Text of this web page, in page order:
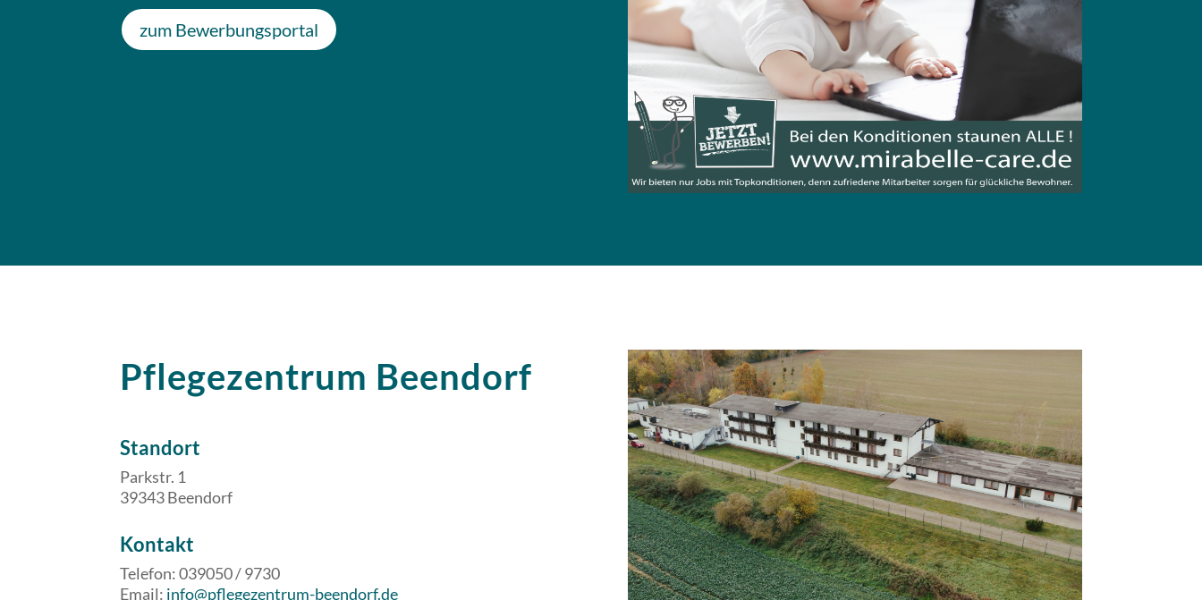
zum Bewerbungsportal
Pflegezentrum Beendorf
Standort
Parkstr. 1
39343 Beendorf
​​Kontakt
Telefon: 039050 / 9730
Email: info@pflegezentrum-beendorf.de